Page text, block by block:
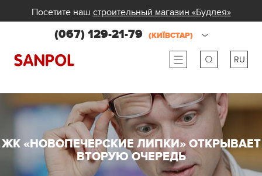
Посетите наш строительный магазин «Будлея»
(067) 129-21-79 (КИЇВСТАР)
RU
ua
ЖК «НОВОПЕЧЕРСКИЕ ЛИПКИ» ОТКРЫВАЕТ
ВТОРУЮ ОЧЕРЕДЬ